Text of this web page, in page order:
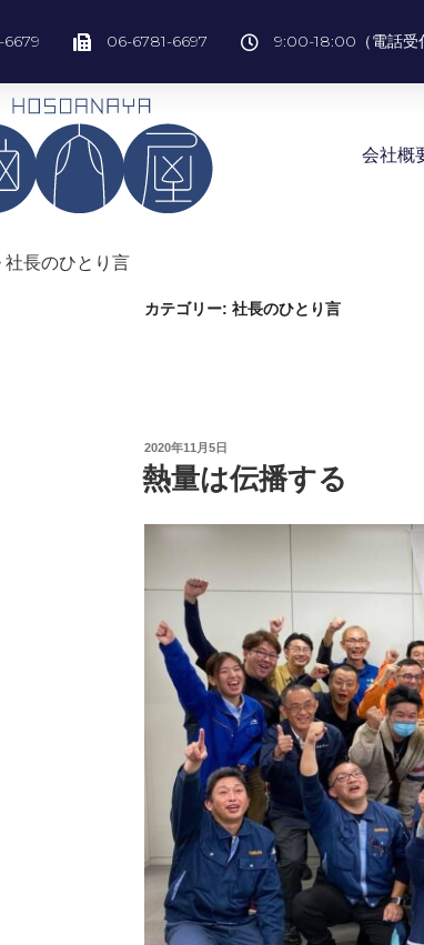
06-6781-6697 9:00-18:00（電話受
会社概
社長のひとり言
カテゴリー: 社長のひとり言
2020年11月5日
熱量は伝播する